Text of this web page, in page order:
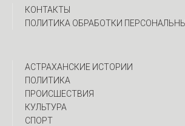
КОНТАКТЫ
ПОЛИТИКА ОБРАБОТКИ
АСТРАХАНСКИЕ ИСТОРИИ
ПОЛИТИКА
ПРОИСШЕСТВИЯ
КУЛЬТУРА
СПОРТ